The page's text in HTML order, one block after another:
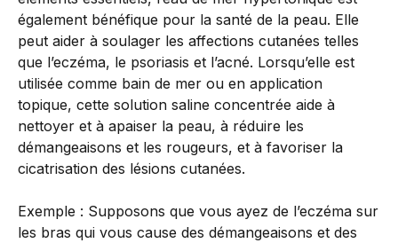
également bénéfique pour la santé de la peau. Elle
peut aider à soulager les affections cutanées telles
que l’eczéma, le psoriasis et l’acné. Lorsqu’elle est
utilisée comme bain de mer ou en application
topique, cette solution saline concentrée aide à
nettoyer et à apaiser la peau, à réduire les
démangeaisons et les rougeurs, et à favoriser la
cicatrisation des lésions cutanées.
Exemple : Supposons que vous ayez de l’eczéma sur
les bras qui vous cause des démangeaisons et des